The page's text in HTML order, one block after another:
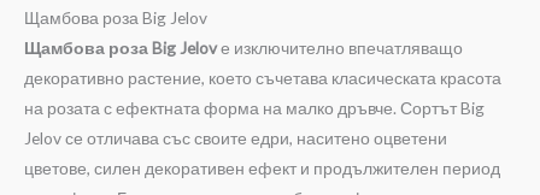
Щамбова роза Big Jelov
Щамбова роза Big Jelovе изключително впечатляващо
декоративно растение, което съчетава класическата красота
на розата с ефектната форма на малко дръвче. Сортът Big
Jelov се отличава със своите едри, наситено оцветени
цветове, силен декоративен ефект и продължителен период